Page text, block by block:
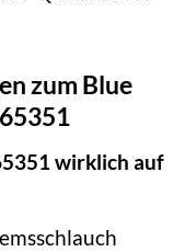
zum Blue
wirklich auf